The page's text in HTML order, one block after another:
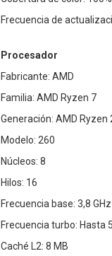
Frecuencia de
Procesador
Fabricante: AMD
Familia: AMD Ryzen 7
Generación: AMD Ryzen
Modelo: 260
Núcleos: 8
Hilos: 16
Frecuencia base: 3,8 GHz
Frecuencia turbo: Hasta
Caché L2: 8 MB